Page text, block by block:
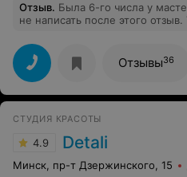
Отзыв. Была 6-го числа у
не написать после этого
приятная. Сама прическа очень
естественно, не оставили
раз благодарю и желаю этому
продолжать нас радовать!
Отзывы36
СТУДИЯ КРАСОТЫ
4.9 Detali
Минск, пр-т Дзержинского, 15